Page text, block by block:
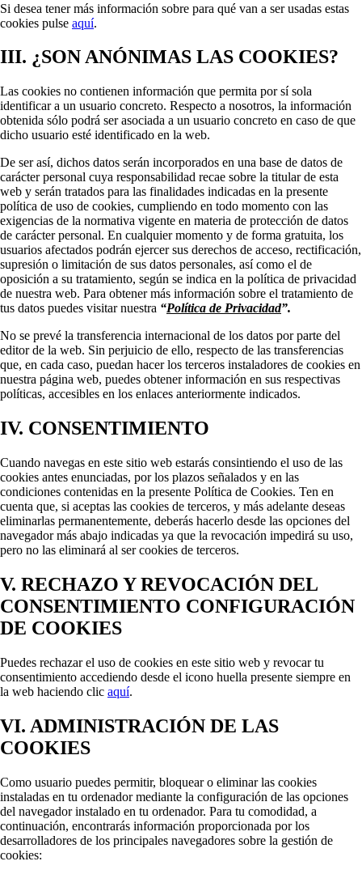
Si desea tener más información sobre para qué van a ser usadas estas
cookies pulse aquí.
III. ¿SON ANÓNIMAS LAS COOKIES?
Las cookies no contienen información que permita por sí sola
identificar a un usuario concreto. Respecto a nosotros, la información
obtenida sólo podrá ser asociada a un usuario concreto en caso de que
dicho usuario esté identificado en la web.
De ser así, dichos datos serán incorporados en una base de datos de
carácter personal cuya responsabilidad recae sobre la titular de esta
web y serán tratados para las finalidades indicadas en la presente
política de uso de cookies, cumpliendo en todo momento con las
exigencias de la normativa vigente en materia de protección de datos
de carácter personal. En cualquier momento y de forma gratuita, los
usuarios afectados podrán ejercer sus derechos de acceso, rectificación,
supresión o limitación de sus datos personales, así como el de
oposición a su tratamiento, según se indica en la política de privacidad
de nuestra web. Para obtener más información sobre el tratamiento de
tus datos puedes visitar nuestra “Política de Privacidad”.
No se prevé la transferencia internacional de los datos por parte del
editor de la web. Sin perjuicio de ello, respecto de las transferencias
que, en cada caso, puedan hacer los terceros instaladores de cookies en
nuestra página web, puedes obtener información en sus respectivas
políticas, accesibles en los enlaces anteriormente indicados.
IV. CONSENTIMIENTO
Cuando navegas en este sitio web estarás consintiendo el uso de las
cookies antes enunciadas, por los plazos señalados y en las
condiciones contenidas en la presente Política de Cookies. Ten en
cuenta que, si aceptas las cookies de terceros, y más adelante deseas
eliminarlas permanentemente, deberás hacerlo desde las opciones del
navegador más abajo indicadas ya que la revocación impedirá su uso,
pero no las eliminará al ser cookies de terceros.
V. RECHAZO Y REVOCACIÓN DEL
CONSENTIMIENTO CONFIGURACIÓN
DE COOKIES
Puedes rechazar el uso de cookies en este sitio web y revocar tu
consentimiento accediendo desde el icono huella presente siempre en
la web haciendo clic aquí.
VI. ADMINISTRACIÓN DE LAS
COOKIES
Como usuario puedes permitir, bloquear o eliminar las cookies
instaladas en tu ordenador mediante la configuración de las opciones
del navegador instalado en tu ordenador. Para tu comodidad, a
continuación, encontrarás información proporcionada por los
desarrolladores de los principales navegadores sobre la gestión de
cookies: